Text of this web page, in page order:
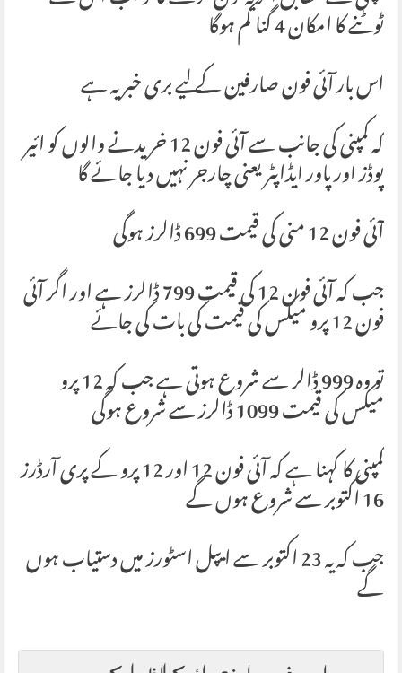
ٹوٹنے کا امکان 4 گنا کم ہوگا
اس بار آئی فون صارفین کے لیے بری خبر یہ ہے
کہ کمپنی کی جانب سے آئی فون 12 خریدنے والوں کو ائیر
پوڈز اور پاور ایڈاپٹر یعنی چارجر نہیں دیا جائے گا
آئی فون 12 منی کی قیمت 699 ڈالرز ہوگی
جب کہ آئی فون 12 کی قیمت 799 ڈالرز ہے اور اگر آئی
فون 12 پرو میکس کی قیمت کی بات کی جائے
تو وہ 999 ڈالر سے شروع ہوتی ہے جب کہ 12 پرو
میکس کی قیمت 1099 ڈالرز سے شروع ہوگی
کمپنی کا کہنا ہے کہ آئی فون 12 اور 12 پرو کے پری آرڈرز
16 اکتوبر سے شروع ہوں گے
جب کہ یہ 23 اکتوبر سے ایپل اسٹورز میں دستیاب ہوں
گے